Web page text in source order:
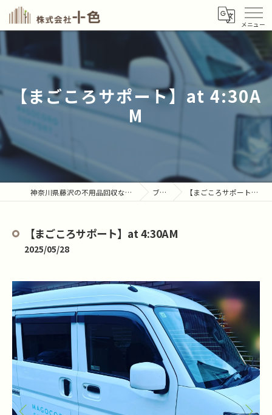
【まごころサポート】at 4:30A
M
神奈川県藤沢の不用品回収なら株式会社十色 ブログ 【まごころサポート】at 4:30AM
【まごころサポート】at 4:30AM
2025/05/28